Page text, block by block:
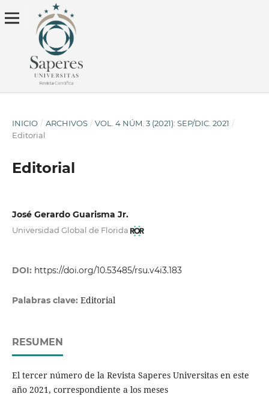
INICIO / ARCHIVOS / VOL. 4 NÚM. 3 (2021): SEP/DIC. 2021 /
Editorial
Editorial
José Gerardo Guarisma Jr.
Universidad Global de Florida
DOI: https://doi.org/10.53485/rsu.v4i3.183
Palabras clave: Editorial
RESUMEN
El tercer número de la Revista Saperes Universitas en este
año 2021, correspondiente a los meses